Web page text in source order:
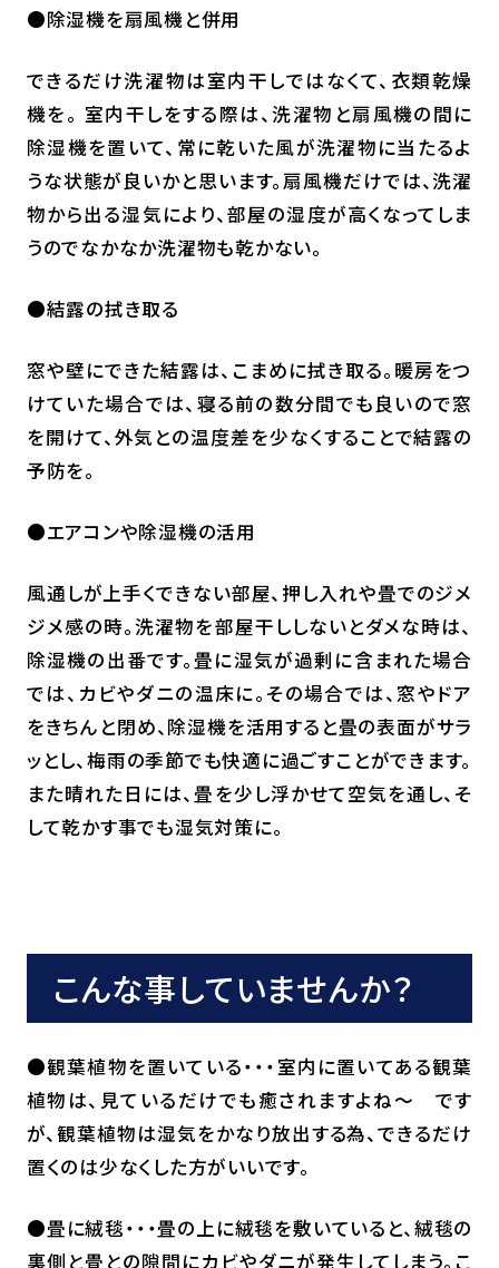
●除湿機を扇風機と併用
できるだけ洗濯物は室内干しではなくて、衣類乾燥
機を。 室内干しをする際は、洗濯物と扇風機の間に
除湿機を置いて、常に乾いた風が洗濯物に当たるよ
うな状態が良いかと思います。扇風機だけでは、洗濯
物から出る湿気により、部屋の湿度が高くなってしま
うのでなかなか洗濯物も乾かない。
●結露の拭き取る
窓や壁にできた結露は、こまめに拭き取る。暖房をつ
けていた場合では、寝る前の数分間でも良いので窓
を開けて、外気との温度差を少なくすることで結露の
予防を。
●エアコンや除湿機の活用
風通しが上手くできない部屋、押し入れや畳でのジメ
ジメ感の時。洗濯物を部屋干ししないとダメな時は、
除湿機の出番です。畳に湿気が過剰に含まれた場合
では、カビやダニの温床に。その場合では、窓やドア
をきちんと閉め、除湿機を活用すると畳の表面がサラ
ッとし、梅雨の季節でも快適に過ごすことができます。
また晴れた日には、畳を少し浮かせて空気を通し、そ
して乾かす事でも湿気対策に。
こんな事していませんか？
●観葉植物を置いている・・・室内に置いてある観葉
植物は、見ているだけでも癒されますよね～ です
が、観葉植物は湿気をかなり放出する為、できるだけ
置くのは少なくした方がいいです。
●畳に絨毯・・・畳の上に絨毯を敷いていると、絨毯の
裏側と畳との隙間にカビやダニが発生してしまう。こ